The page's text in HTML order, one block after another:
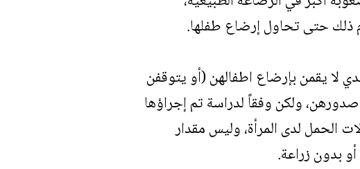
ذلك حتى تحاول إرضاع طفلها.
لا يقمن بإرضاع اطفالهن (أو يتوقفن
ولكن وفقاً لدراسة تم إجراؤها
التجميل في عام 2011، فإن عدد حالات الحمل لدى المرأة، وليس مقدار
بدون زراعة.